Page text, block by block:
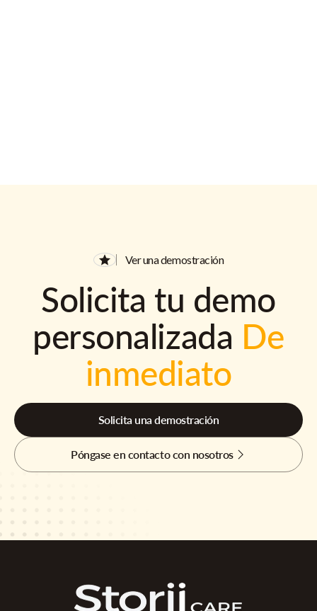
Ver una demostración
Solicita tu demo
personalizada De
inmediato
Solicita una demostración
Póngase en contacto con nosotros